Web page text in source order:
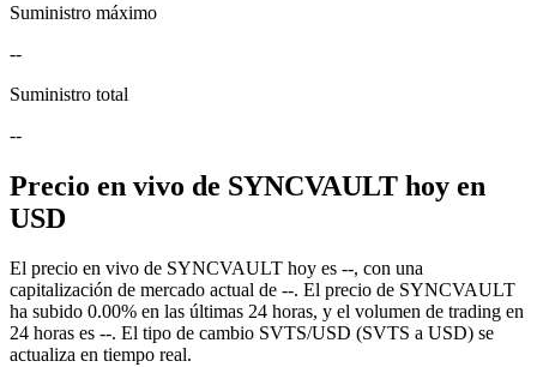
Suministro máximo
--
Suministro total
--
Precio en vivo de SYNCVAULT hoy en
USD
El precio en vivo de SYNCVAULT hoy es --, con una
capitalización de mercado actual de --. El precio de SYNCVAULT
ha subido 0.00% en las últimas 24 horas, y el volumen de trading en
24 horas es --. El tipo de cambio SVTS/USD (SVTS a USD) se
actualiza en tiempo real.